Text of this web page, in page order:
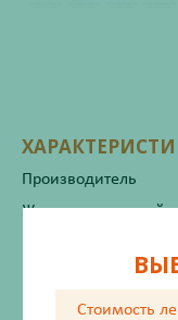
Производитель
Жизненно важный
Стоимость